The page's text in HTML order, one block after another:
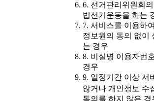
6. 선거관리위원회
법선거운동을 하는
7. 서비스를 이용하
정보원의 동의 없이
는 경우
8. 비실명 이용자번
경우
9. 일정기간 이상 서
않거나 개인정보 수
동의를 하지 않은 경